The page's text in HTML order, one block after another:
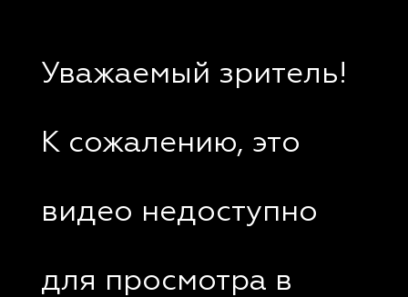
Уважаемый зритель!
К сожалению, это
видео недоступно
для просмотра в